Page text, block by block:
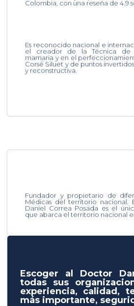
Colombia, con una reseña de 4.9
Es reconocido nacional e
el creador de la Técnica de
mamaria y en el
Corsé Siluet y de puntos
y reconstructiva.
Fundador y propietario de
Médicas del territorio nacional.
Daniel Correa Posada es el
que abarca el territorio nacional
Escoger al Doctor
todas sus
experiencia, calidad,
más importante,